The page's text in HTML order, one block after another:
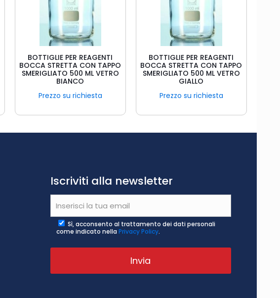
BOTTIGLIE PER REAGENTI
BOCCA STRETTA CON TAPPO
SMERIGLIATO 500 ML VETRO
BIANCO
Prezzo su richiesta
BOTTIGLIE PER REAGENTI
BOCCA STRETTA CON TAPPO
SMERIGLIATO 500 ML VETRO
GIALLO
Prezzo su richiesta
Iscriviti alla newsletter
Sì, acconsento al trattamento dei dati personali
come indicato nella Privacy Policy.